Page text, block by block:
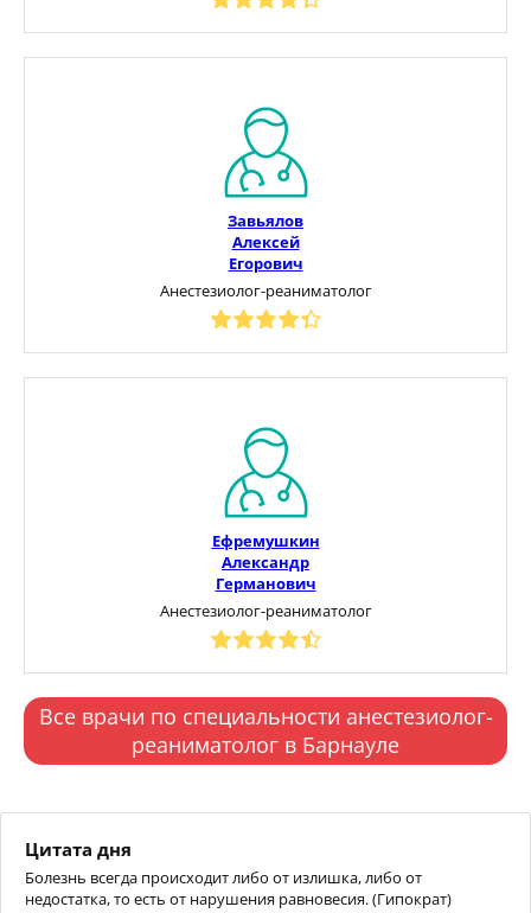
Завьялов
Алексей
Егорович
Анестезиолог-реаниматолог
Ефремушкин
Александр
Германович
Анестезиолог-реаниматолог
Все врачи по специальности анестезиолог-
реаниматолог в Барнауле
Цитата дня
Болезнь всегда происходит либо от излишка, либо от
недостатка, то есть от нарушения равновесия. (Гипократ)